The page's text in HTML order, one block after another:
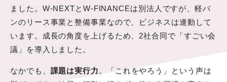
ました。W-NEXTとW-FINANCEは別法人ですが、軽バ
ンのリース事業と整備事業なので、ビジネスは連動して
います。成長の角度を上げるため、2社合同で「すごい会
議」を導入しました。
なかでも、 課題は実行力。「これをやろう」という声は